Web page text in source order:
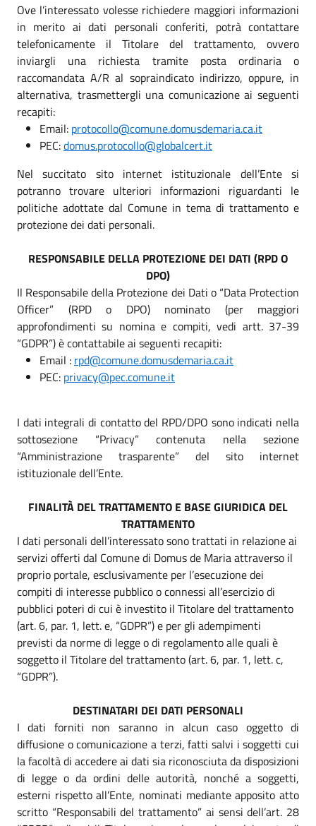
Ove l’interessato volesse richiedere maggiori informazioni
in merito ai dati personali conferiti, potrà contattare
telefonicamente il Titolare del trattamento, ovvero
inviargli una richiesta tramite posta ordinaria o
raccomandata A/R al sopraindicato indirizzo, oppure, in
alternativa, trasmettergli una comunicazione ai seguenti
recapiti:
Email: protocollo@comune.domusdemaria.ca.it
PEC:domus.protocollo@globalcert.it
Nel succitato sito internet istituzionale dell’Ente si
potranno trovare ulteriori informazioni riguardanti le
politiche adottate dal Comune in tema di trattamento e
protezione dei dati personali.
RESPONSABILE DELLA PROTEZIONE DEI DATI (RPD O
DPO)
Il Responsabile della Protezione dei Dati o “Data Protection
Officer” (RPD o DPO) nominato (per maggiori
approfondimenti su nomina e compiti, vedi artt. 37-39
“GDPR”) è contattabile ai seguenti recapiti:
Email : rpd@comune.domusdemaria.ca.it
PEC: privacy@pec.comune.it
I dati integrali di contatto del RPD/DPO sono indicati nella
sottosezione “Privacy” contenuta nella sezione
“Amministrazione trasparente” del sito internet
istituzionale dell’Ente.
FINALITÀ DEL TRATTAMENTO E BASE GIURIDICA DEL
TRATTAMENTO
I dati personali dell’interessato sono trattati in relazione ai
servizi offerti dal Comune di Domus de Maria attraverso il
proprio portale, esclusivamente per l’esecuzione dei
compiti di interesse pubblico o connessi all’esercizio di
pubblici poteri di cui è investito il Titolare del trattamento
(art. 6, par. 1, lett. e, “GDPR”) e per gli adempimenti
previsti da norme di legge o di regolamento alle quali è
soggetto il Titolare del trattamento (art. 6, par. 1, lett. c,
“GDPR”).
DESTINATARI DEI DATI PERSONALI
I dati forniti non saranno in alcun caso oggetto di
diffusione o comunicazione a terzi, fatti salvi i soggetti cui
la facoltà di accedere ai dati sia riconosciuta da disposizioni
di legge o da ordini delle autorità, nonché a soggetti,
esterni rispetto all’Ente, nominati mediante apposito atto
scritto “Responsabili del trattamento” ai sensi dell’art. 28